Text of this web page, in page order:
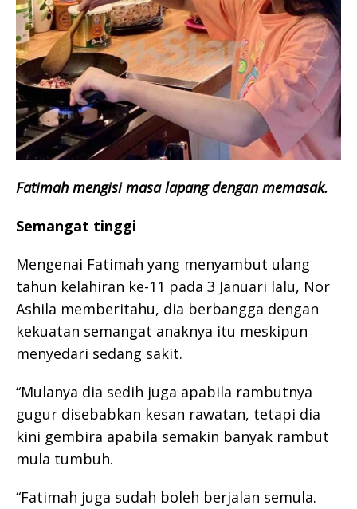
Fatimah mengisi masa lapang dengan memasak.
Semangat tinggi
Mengenai Fatimah yang menyambut ulang
tahun kelahiran ke-11 pada 3 Januari lalu, Nor
Ashila memberitahu, dia berbangga dengan
kekuatan semangat anaknya itu meskipun
menyedari sedang sakit.
“Mulanya dia sedih juga apabila rambutnya
gugur disebabkan kesan rawatan, tetapi dia
kini gembira apabila semakin banyak rambut
mula tumbuh.
“Fatimah juga sudah boleh berjalan semula.